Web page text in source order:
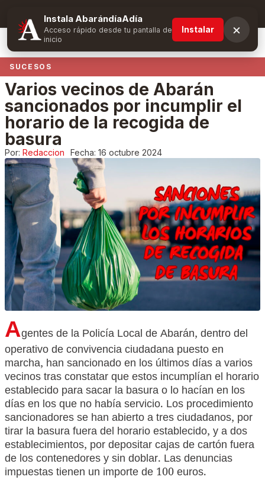
Suscríbete y obtén ventajas exclusivas
SUCESOS
Varios vecinos de Abarán
sancionados por incumplir el
horario de la recogida de
basura
Por: Redaccion Fecha: 16 octubre 2024
Agentes de la Policía Local de Abarán, dentro del
operativo de convivencia ciudadana puesto en
marcha, han sancionado en los últimos días a varios
vecinos tras constatar que estos incumplían el horario
establecido para sacar la basura o lo hacían en los
días en los que no había servicio. Los procedimiento
sancionadores se han abierto a tres ciudadanos, por
tirar la basura fuera del horario establecido, y a dos
establecimientos, por depositar cajas de cartón fuera
de los contenedores y sin doblar. Las denuncias
impuestas tienen un importe de 100 euros.
Instala AbarándíaAdía
Acceso rápido desde tu pantalla de
inicio
Instalar ×